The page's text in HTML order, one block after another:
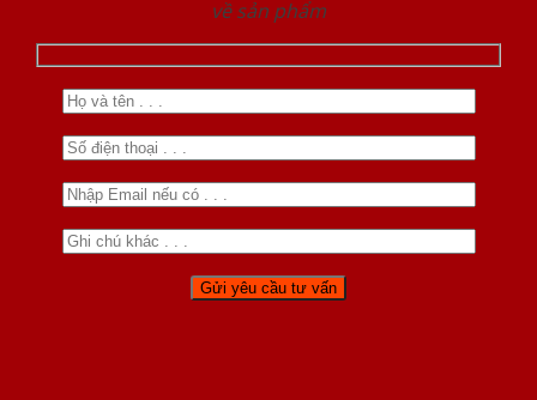
về sản phẩm